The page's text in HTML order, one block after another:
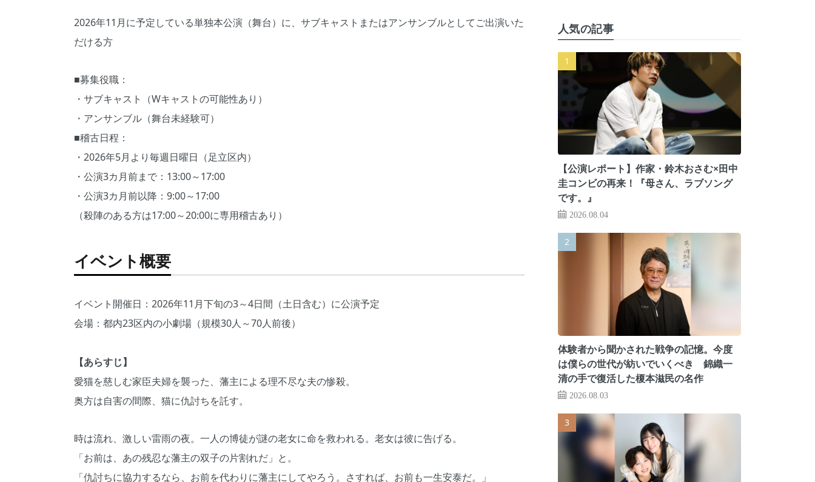
2026年11月に予定している単独本公演（舞台）に、サブキャストまたはアンサンブルとしてご出演いた
だける方
■募集役職：
・サブキャスト（Wキャストの可能性あり）
・アンサンブル（舞台未経験可）
■稽古日程：
・2026年5月より毎週日曜日（足立区内）
・公演3カ月前まで：13:00～17:00
・公演3カ月前以降：9:00～17:00
（殺陣のある方は17:00～20:00に専用稽古あり）
イベント概要
イベント開催日：2026年11月下旬の3～4日間（土日含む）に公演予定
会場：都内23区内の小劇場（規模30人～70人前後）
【あらすじ】
愛猫を慈しむ家臣夫婦を襲った、藩主による理不尽な夫の惨殺。
奥方は自害の間際、猫に仇討ちを託す。
時は流れ、激しい雷雨の夜。一人の博徒が謎の老女に命を救われる。老女は彼に告げる。
「お前は、あの残忍な藩主の双子の片割れだ」と。
「仇討ちに協力するなら、お前を代わりに藩主にしてやろう。さすれば、お前も一生安泰だ。」
人気の記事
【公演レポート】作家・鈴木おさむ×田中
圭コンビの再来！『母さん、ラブソング
です。』
2026.08.04
体験者から聞かされた戦争の記憶。今度
は僕らの世代が紡いでいくべき 錦織一
清の手で復活した榎本滋民の名作
2026.08.03